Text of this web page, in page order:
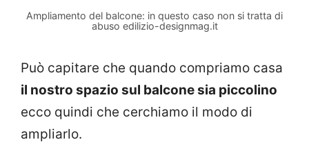
Ampliamento del balcone: in questo caso non si tratta di
abuso edilizio-designmag.it
Può capitare che quando compriamo casa
il nostro spazio sul balcone sia piccolino
ecco quindi che cerchiamo il modo di
ampliarlo.